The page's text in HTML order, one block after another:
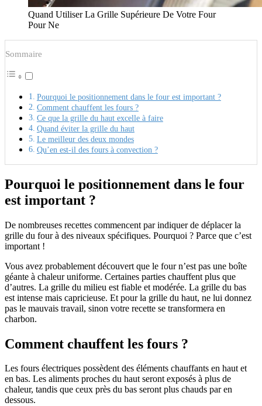
Quand Utiliser La Grille Supérieure De Votre Four
Pour Ne
Sommaire
Pourquoi le positionnement dans le four est important ?
Comment chauffent les fours ?
Ce que la grille du haut excelle à faire
Quand éviter la grille du haut
Le meilleur des deux mondes
Qu’en est-il des fours à convection ?
Pourquoi le positionnement dans le four
est important ?
De nombreuses recettes commencent par indiquer de déplacer la
grille du four à des niveaux spécifiques. Pourquoi ? Parce que c’est
important !
Vous avez probablement découvert que le four n’est pas une boîte
géante à chaleur uniforme. Certaines parties chauffent plus que
d’autres. La grille du milieu est fiable et modérée. La grille du bas
est intense mais capricieuse. Et pour la grille du haut, ne lui donnez
pas le mauvais travail, sinon votre recette se transformera en
charbon.
Comment chauffent les fours ?
Les fours électriques possèdent des éléments chauffants en haut et
en bas. Les aliments proches du haut seront exposés à plus de
chaleur, tandis que ceux près du bas seront plus chauds par en
dessous.